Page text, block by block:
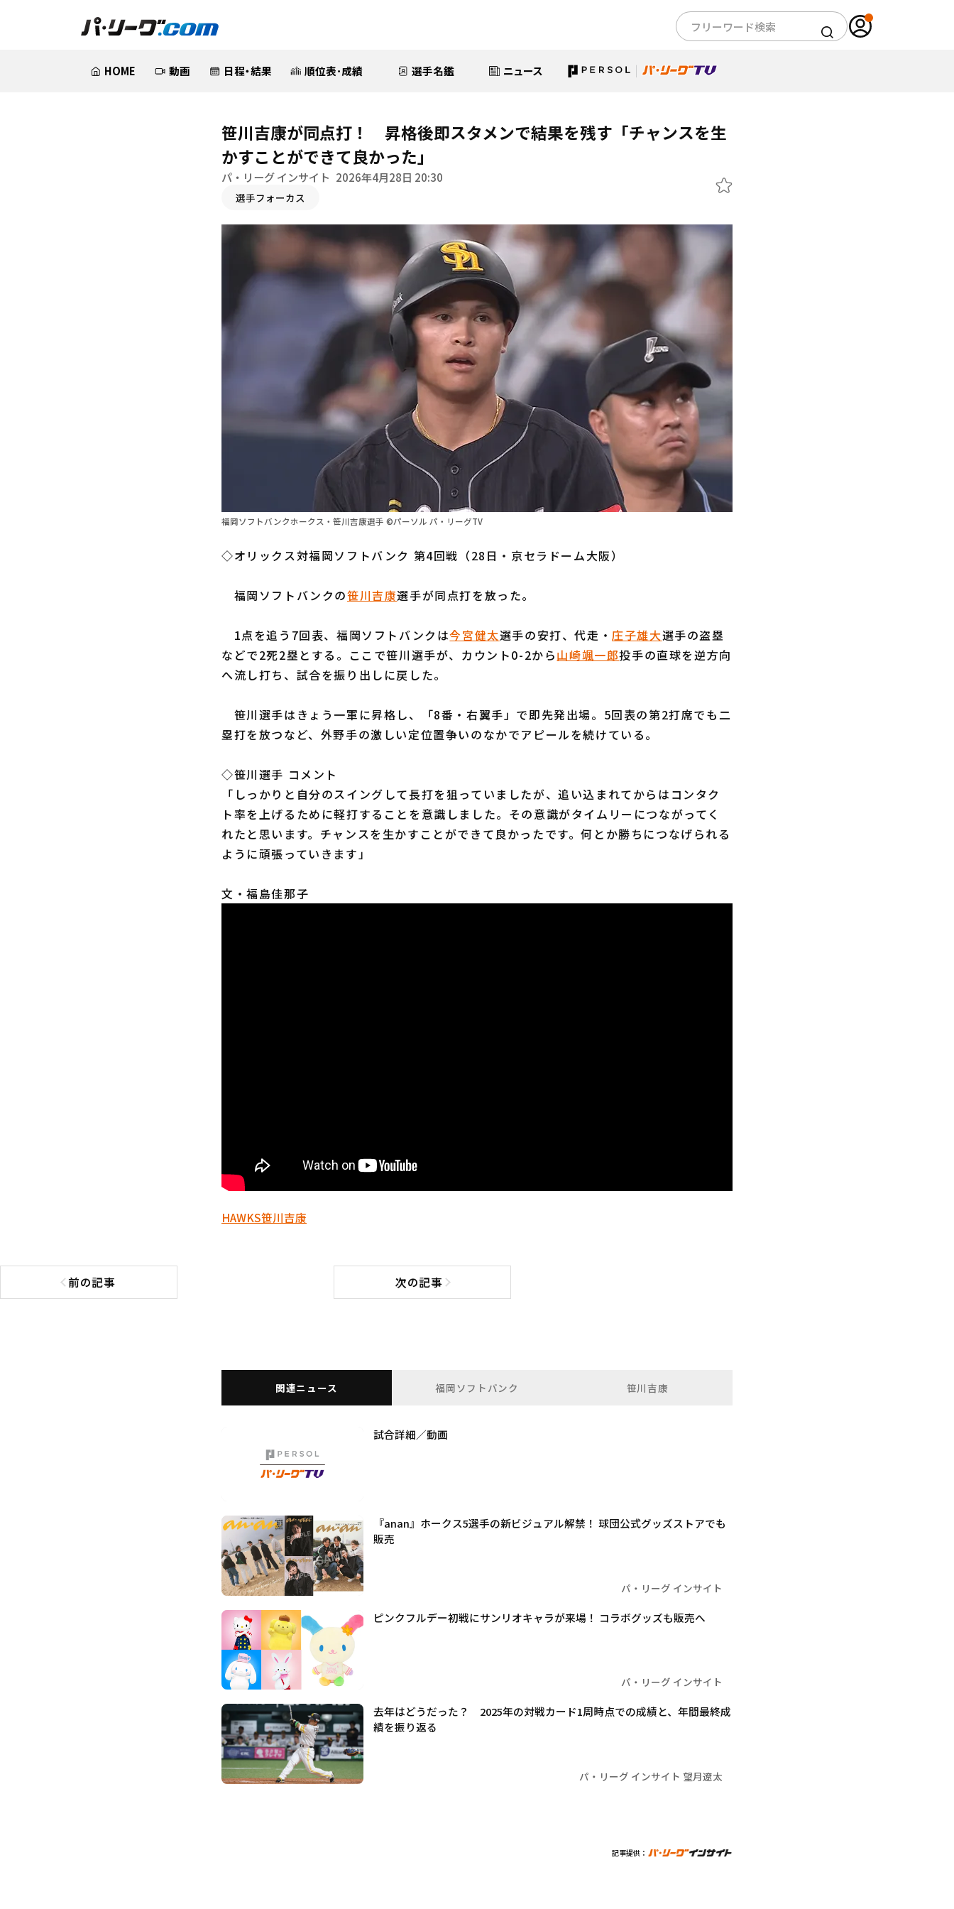
HOME 動画 日程・結果 順位表･成績 選手名鑑 ニュース
笹川吉康が同点打！ 昇格後即スタメンで結果を残す「チャンスを生
かすことができて良かった」
パ・リーグ インサイト 2026年4月28日 20:30
選手フォーカス
福岡ソフトバンクホークス・笹川吉康選手 ©パーソル パ・リーグTV
◇オリックス対福岡ソフトバンク 第4回戦（28日・京セラドーム大阪）
福岡ソフトバンクの笹川吉康選手が同点打を放った。
1点を追う7回表、福岡ソフトバンクは今宮健太選手の安打、代走・庄子雄大選手の盗塁
などで2死2塁とする。ここで笹川選手が、カウント0-2から山崎颯一郎投手の直球を逆方向
へ流し打ち、試合を振り出しに戻した。
笹川選手はきょう一軍に昇格し、「8番・右翼手」で即先発出場。5回表の第2打席でも二
塁打を放つなど、外野手の激しい定位置争いのなかでアピールを続けている。
◇笹川選手 コメント
「しっかりと自分のスイングして長打を狙っていましたが、追い込まれてからはコンタク
ト率を上げるために軽打することを意識しました。その意識がタイムリーにつながってく
れたと思います。チャンスを生かすことができて良かったです。何とか勝ちにつなげられる
ように頑張っていきます」
文・福島佳那子
HAWKS笹川吉康
前の記事
前の記事へ 次の記事次の記事へ
関連ニュース 福岡ソフトバンク 笹川吉康
試合詳細／動画
『anan』ホークス5選手の新ビジュアル解禁！ 球団公式グッズストアでも
販売
パ・リーグ インサイト
ピンクフルデー初戦にサンリオキャラが来場！ コラボグッズも販売へ
パ・リーグ インサイト
去年はどうだった？ 2025年の対戦カード1周時点での成績と、年間最終成
績を振り返る
パ・リーグ インサイト 望月遼太
記事提供：